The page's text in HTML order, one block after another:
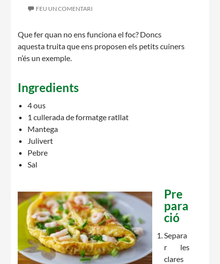
FEU UN COMENTARI
Que fer quan no ens funciona el foc? Doncs
aquesta truita que ens proposen els petits cuiners
n’és un exemple.
Ingredients
4 ous
1 cullerada de formatge ratllat
Mantega
Julivert
Pebre
Sal
Pre
para
ció
Separa
r les
clares